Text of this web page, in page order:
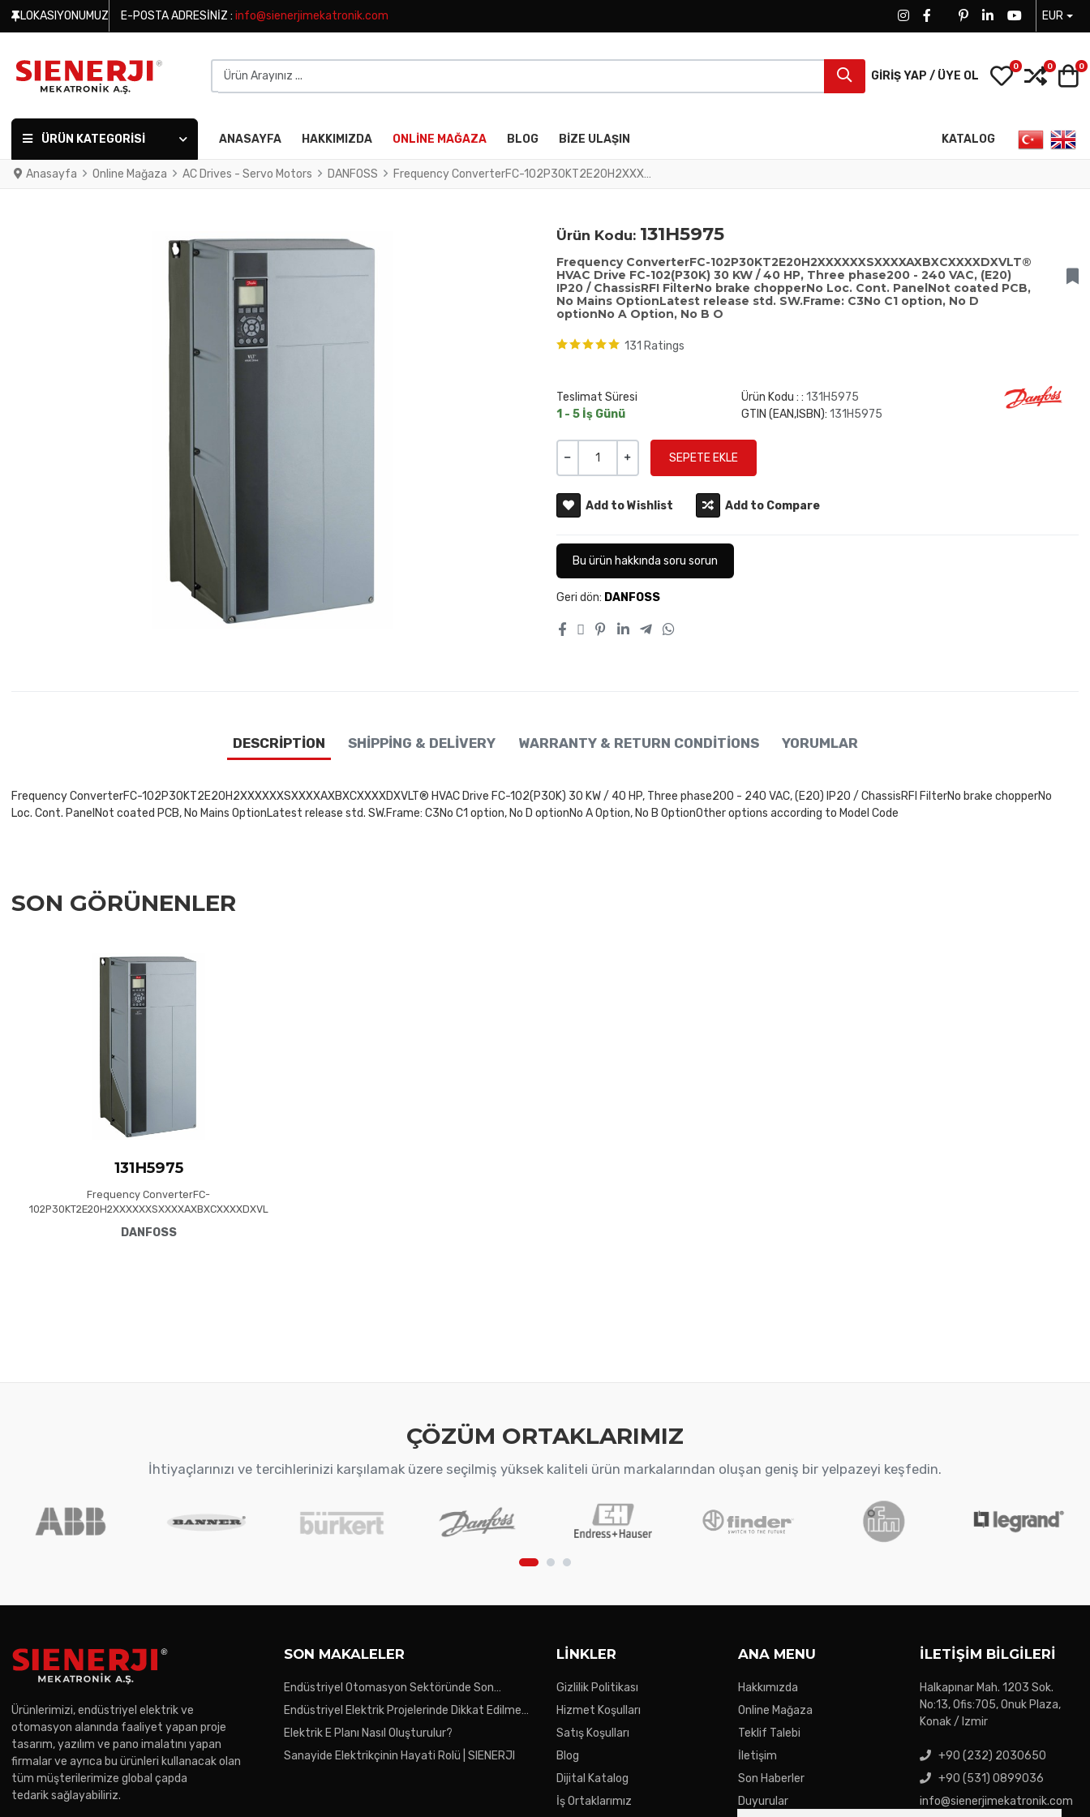
LOKASIYONUMUZ E-POSTA ADRESINIZ : info@sienerjimekatronik.com FACEBOOK SOCIAL LINK
FACEBOOK SOCIAL LINK
TWITTER SOCIAL LINK
PINTEREST SOCIAL LINK
LINKEDIN SOCIAL
YOUTUBE
EUR
Ürün Arayınız ...
GIRIŞ YAP / ÜYE OL My Wishlist
0 0 0
ÜRÜN KATEGORISI ANASAYFA HAKKIMIZDA ONLINE MAĞAZA BLOG BIZE ULAŞIN KATALOG Dilinizi seçin
Anasayfa Online Mağaza AC Drives - Servo Motors DANFOSS Frequency ConverterFC-102P30KT2E20H2XXXXXXSXXXXAXBXCXXXXDXVLT® HVAC Drive FC-102(P30K) 30 KW / 40 HP, Three phase200 - 240 VAC, (E20) IP20 / ChassisRFI FilterNo brake chopperNo Loc. Cont. PanelNot coated PCB, No Mains OptionLatest release std. SW.Frame: C3No C1 option, No D optionNo A Option, No B O
Ürün Kodu: 131H5975
Frequency ConverterFC-102P30KT2E20H2XXXXXXSXXXXAXBXCXXXXDXVLT®
HVAC Drive FC-102(P30K) 30 KW / 40 HP, Three phase200 - 240 VAC, (E20)
IP20 / ChassisRFI FilterNo brake chopperNo Loc. Cont. PanelNot coated PCB,
No Mains OptionLatest release std. SW.Frame: C3No C1 option, No D
optionNo A Option, No B O
131 Ratings
Teslimat Süresi
1 - 5 İş Günü
Ürün Kodu : : 131H5975
GTIN (EAN,ISBN): 131H5975
Add to Wishlist Add to Compare
Bu ürün hakkında soru sorun
Geri dön: DANFOSS
DESCRIPTION SHIPPING & DELIVERY WARRANTY & RETURN CONDITIONS YORUMLAR
Frequency ConverterFC-102P30KT2E20H2XXXXXXSXXXXAXBXCXXXXDXVLT® HVAC Drive FC-102(P30K) 30 KW / 40 HP, Three phase200 - 240 VAC, (E20) IP20 / ChassisRFI FilterNo brake chopperNo
Loc. Cont. PanelNot coated PCB, No Mains OptionLatest release std. SW.Frame: C3No C1 option, No D optionNo A Option, No B OptionOther options according to Model Code
SON GÖRÜNENLER
131H5975
Frequency ConverterFC-
102P30KT2E20H2XXXXXXSXXXXAXBXCXXXXDXVL
Three phase200 - 240 VAC, (E20) IP20 /
DANFOSS
ÇÖZÜM ORTAKLARIMIZ
İhtiyaçlarınızı ve tercihlerinizi karşılamak üzere seçilmiş yüksek kaliteli ürün markalarından oluşan geniş bir yelpazeyi keşfedin.
Ürünlerimizi, endüstriyel elektrik ve
otomasyon alanında faaliyet yapan proje
tasarım, yazılım ve pano imalatını yapan
firmalar ve ayrıca bu ürünleri kullanacak olan
tüm müşterilerimize global çapda
tedarik sağlayabiliriz.
SON MAKALELER
Endüstriyel Otomasyon Sektöründe Son
Trendler
Endüstriyel Elektrik Projelerinde Dikkat Edilmesi
Gereken Noktalar
Elektrik E Planı Nasıl Oluşturulur?
Sanayide Elektrikçinin Hayati Rolü | SIENERJI
LINKLER
Gizlilik Politikası
Hizmet Koşulları
Satış Koşulları
Blog
Dijital Katalog
İş Ortaklarımız
ANA MENU
Hakkımızda
Online Mağaza
Teklif Talebi
İletişim
Son Haberler
Duyurular
İLETIŞIM BILGILERI
Halkapınar Mah. 1203 Sok.
No:13, Ofis:705, Onuk Plaza,
Konak / Izmir
+90 (232) 2030650
+90 (531) 0899036
info@sienerjimekatronik.com